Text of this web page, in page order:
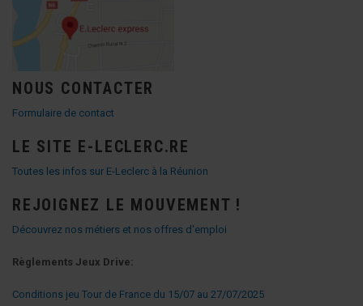
NOUS CONTACTER
Formulaire de contact
LE SITE E-LECLERC.RE
Toutes les infos sur E-Leclerc à la Réunion
REJOIGNEZ LE MOUVEMENT !
Découvrez nos métiers et nos offres d'emploi
Règlements Jeux Drive:
Conditions jeu Tour de France du 15/07 au 27/07/2025